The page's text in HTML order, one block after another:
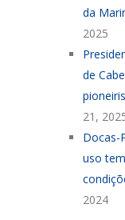
da
2025
de
21,
Docas-
uso
2024